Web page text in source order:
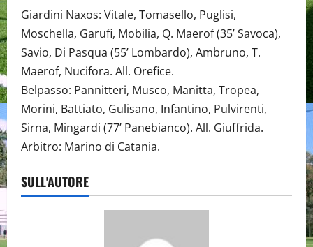
Giardini Naxos: Vitale, Tomasello, Puglisi,
Moschella, Garufi, Mobilia, Q. Maerof (35’ Savoca),
Savio, Di Pasqua (55’ Lombardo), Ambruno, T.
Maerof, Nucifora. All. Orefice.
Belpasso: Pannitteri, Musco, Manitta, Tropea,
Morini, Battiato, Gulisano, Infantino, Pulvirenti,
Sirna, Mingardi (77’ Panebianco). All. Giuffrida.
Arbitro: Marino di Catania.
SULL'AUTORE